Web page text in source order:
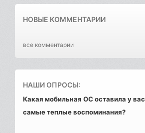
НОВЫЕ КОММЕНТАРИИ
все комментарии
НАШИ ОПРОСЫ:
Какая мобильная ОС оставила у вас
самые теплые воспоминания?